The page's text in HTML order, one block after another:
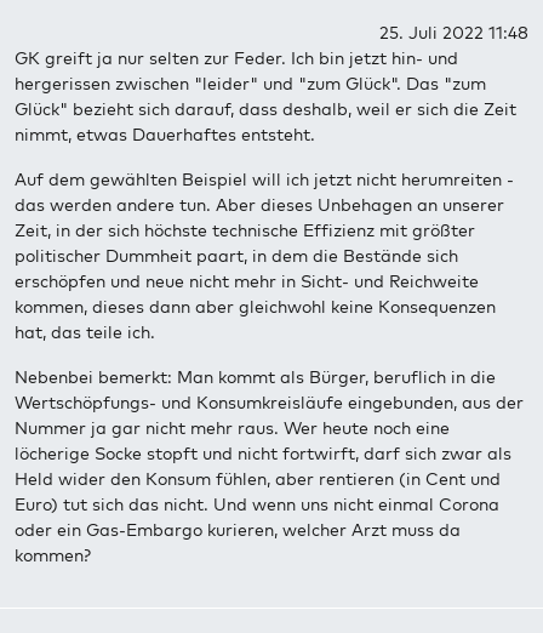
25. Juli 2022 11:48
GK greift ja nur selten zur Feder. Ich bin jetzt hin- und
hergerissen zwischen "leider" und "zum Glück". Das "zum
Glück" bezieht sich darauf, dass deshalb, weil er sich die Zeit
nimmt, etwas Dauerhaftes entsteht.
Auf dem gewählten Beispiel will ich jetzt nicht herumreiten -
das werden andere tun. Aber dieses Unbehagen an unserer
Zeit, in der sich höchste technische Effizienz mit größter
politischer Dummheit paart, in dem die Bestände sich
erschöpfen und neue nicht mehr in Sicht- und Reichweite
kommen, dieses dann aber gleichwohl keine Konsequenzen
hat, das teile ich.
Nebenbei bemerkt: Man kommt als Bürger, beruflich in die
Wertschöpfungs- und Konsumkreisläufe eingebunden, aus der
Nummer ja gar nicht mehr raus. Wer heute noch eine
löcherige Socke stopft und nicht fortwirft, darf sich zwar als
Held wider den Konsum fühlen, aber rentieren (in Cent und
Euro) tut sich das nicht. Und wenn uns nicht einmal Corona
oder ein Gas-Embargo kurieren, welcher Arzt muss da
kommen?